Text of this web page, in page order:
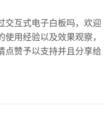
交互式电子白板吗，欢迎
用经验以及效果观察，
点赞予以支持并且分享给